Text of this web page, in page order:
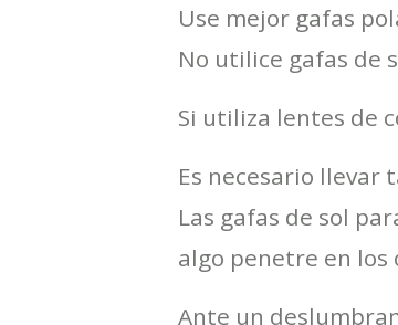
Use mejor gafas
No utilice gafas de
Si utiliza lentes de
Es necesario llevar
Las gafas de sol
algo penetre en los
Ante un